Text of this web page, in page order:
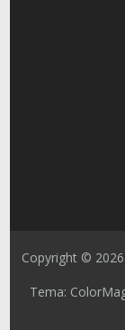
Copyright © 2026
Tema: